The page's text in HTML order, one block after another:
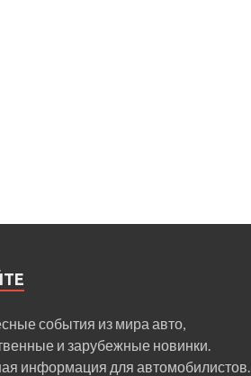
события из мира авто,
и зарубежные новинки.
информация для автомобилистов.